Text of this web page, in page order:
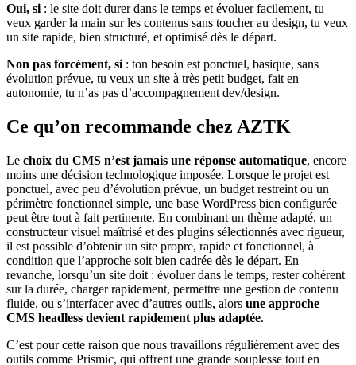
Oui, si : le site doit durer dans le temps et évoluer facilement, tu
veux garder la main sur les contenus sans toucher au design, tu veux
un site rapide, bien structuré, et optimisé dès le départ.
Non pas forcément, si : ton besoin est ponctuel, basique, sans
évolution prévue, tu veux un site à très petit budget, fait en
autonomie, tu n’as pas d’accompagnement dev/design.
Ce qu’on recommande chez AZTK
Le choix du CMS n’est jamais une réponse automatique, encore
moins une décision technologique imposée. Lorsque le projet est
ponctuel, avec peu d’évolution prévue, un budget restreint ou un
périmètre fonctionnel simple, une base WordPress bien configurée
peut être tout à fait pertinente. En combinant un thème adapté, un
constructeur visuel maîtrisé et des plugins sélectionnés avec rigueur,
il est possible d’obtenir un site propre, rapide et fonctionnel, à
condition que l’approche soit bien cadrée dès le départ. En
revanche, lorsqu’un site doit : évoluer dans le temps, rester cohérent
sur la durée, charger rapidement, permettre une gestion de contenu
fluide, ou s’interfacer avec d’autres outils, alors une approche
CMS headless devient rapidement plus adaptée.
C’est pour cette raison que nous travaillons régulièrement avec des
outils comme Prismic, qui offrent une grande souplesse tout en